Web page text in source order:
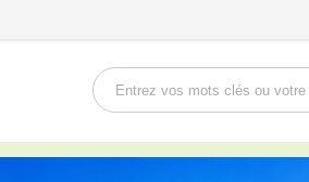
Rechercher